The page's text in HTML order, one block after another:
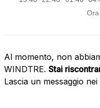
Al momento, non
WINDTRE. Stai
Lascia un messaggio